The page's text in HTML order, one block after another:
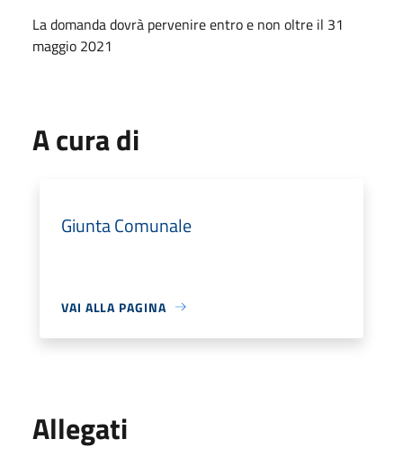
La domanda dovrà pervenire entro e non oltre il 31
maggio 2021
A cura di
Giunta Comunale
VAI ALLA PAGINA
Allegati